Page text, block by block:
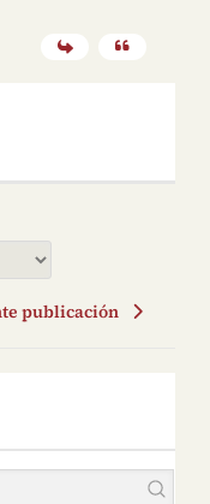
publicación